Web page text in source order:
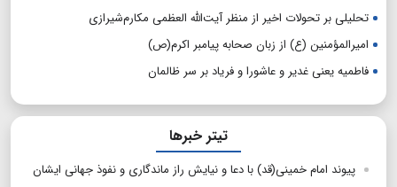
تحلیلی بر تحولات اخیر از منظر آیت‌الله العظمی مکارم‌شیرازی
امیرالمؤمنین (ع) از زبان صحابه پیامبر اکرم(ص)
فاطمیه یعنی غدیر و عاشورا و فریاد بر سر ظالمان
تیتر خبرها
پیوند امام خمینی(قد) با دعا و نیایش راز ماندگاری و نفوذ جهانی ایشان